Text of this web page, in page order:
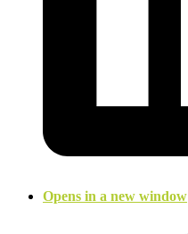
Opens in a new window